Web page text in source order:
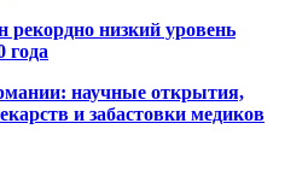
рекордно низкий уровень
года
научные открытия,
и забастовки медиков